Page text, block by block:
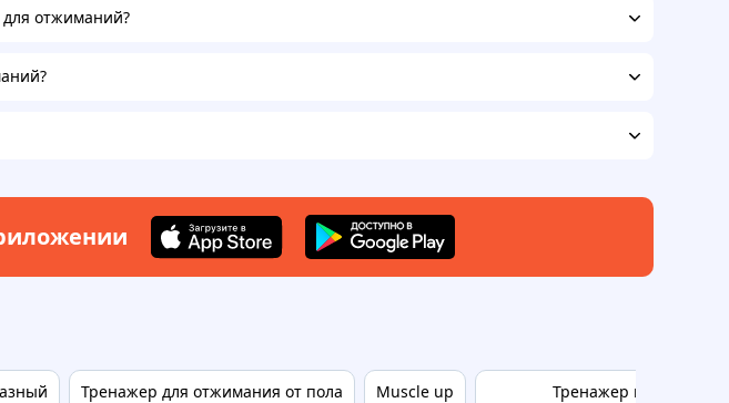
отжиманий?
Тренажер для отжимания от пола Muscle up Тренажер платформа